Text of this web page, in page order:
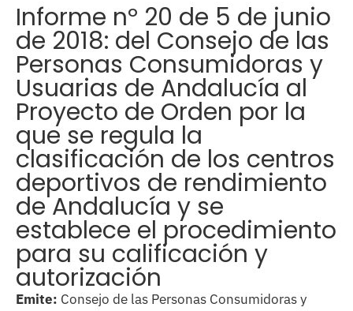
Informe nº 20 de 5 de junio
de 2018: del Consejo de las
Personas Consumidoras y
Usuarias de Andalucía al
Proyecto de Orden por la
que se regula la
clasificación de los centros
deportivos de rendimiento
de Andalucía y se
establece el procedimiento
para su calificación y
autorización
Emite: Consejo de las Personas Consumidoras y